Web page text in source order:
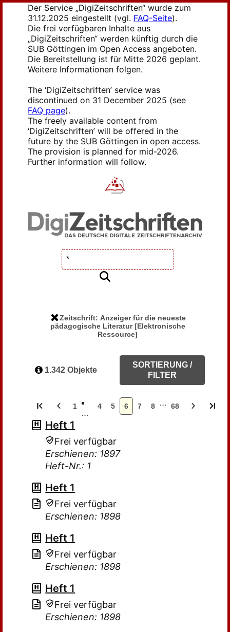
Der Service „DigiZeitschriften“ wurde zum
31.12.2025 eingestellt (vgl. FAQ-Seite).
Die frei verfügbaren Inhalte aus
„DigiZeitschriften“ werden künftig durch die
SUB Göttingen im Open Access angeboten.
Die Bereitstellung ist für Mitte 2026 geplant.
Weitere Informationen folgen.
The ‘DigiZeitschriften’ service was
discontinued on 31 December 2025 (see
FAQ page).
The freely available content from
‘DigiZeitschriften’ will be offered in the
future by the SUB Göttingen in open access.
The provision is planned for mid-2026.
Further information will follow.
Zeitschrift: Anzeiger für die neueste
pädagogische Literatur [Elektronische
Ressource]
1.342 Objekte
SORTIERUNG /
FILTER
1
…
4 5 6 7 8 … 68
Heft 1
Frei verfügbar
Erschienen: 1897
Heft-Nr.: 1
Heft 1
Frei verfügbar
Erschienen: 1898
Heft 1
Frei verfügbar
Erschienen: 1898
Heft 1
Frei verfügbar
Erschienen: 1898